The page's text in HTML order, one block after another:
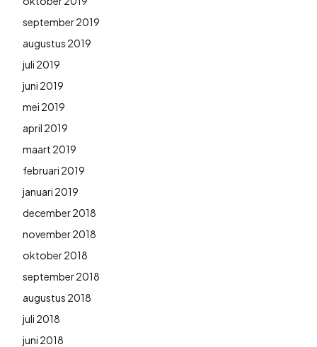
september 2019
augustus 2019
juli 2019
juni 2019
mei 2019
april 2019
maart 2019
februari 2019
januari 2019
december 2018
november 2018
oktober 2018
september 2018
augustus 2018
juli 2018
juni 2018